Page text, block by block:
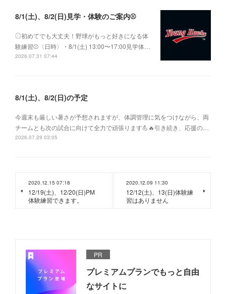
8/1(土)、8/2(日)見学・体験のご案内⚾️
⚾︎初めてでも大丈夫！野球がもっと好きになる体
験練習⚾〈日時〉・8/1(土) 13:00〜17:00見学体…
2026.07.31 07:44
8/1(土)、8/2(日)の予定
今週末も厳しい暑さが予想されますが、体調管理に気をつけながら、両
チームとも次の試合に向けて全力で頑張ります💪🔥引き続き、応援の…
2026.07.29 03:05
2020.12.15 07:18
12/19(土)、12/20(日)PM
体験練習できます。
2020.12.09 11:30
12/12(土)、13(日)体験練
習はありません
PR
プレミアムプランでもっと自由
なサイトに